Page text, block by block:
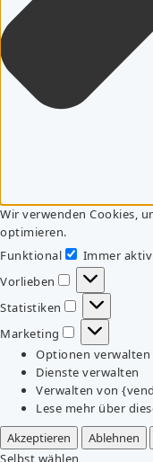
Wir verwenden Cookies,
optimieren.
Funktional
Funktional
Immer aktiv
Vorlieben
Vorlieben
Statistiken
Statistiken
Marketing
Marketing
Optionen verwalten
Dienste verwalten
Verwalten von
Lese mehr über
Akzeptieren
Ablehnen
Selbst wählen